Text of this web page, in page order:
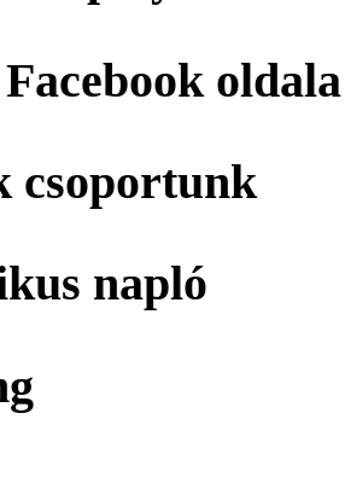
oldala
csoportunk
napló